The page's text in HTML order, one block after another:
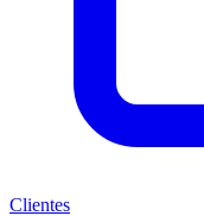
Clientes